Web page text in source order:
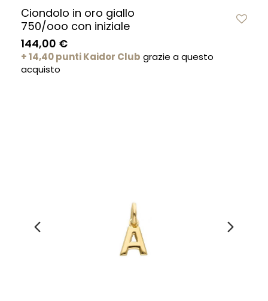
Ciondolo in oro giallo
750/ooo con iniziale
144,00 €
+ 14,40 punti Kaidor Club grazie a questo
acquisto